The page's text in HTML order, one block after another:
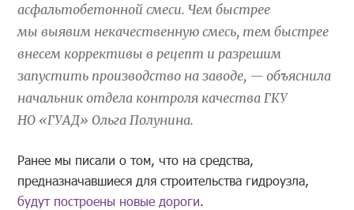
асфальтобетонной смеси. Чем быстрее
мы выявим некачественную смесь, тем быстрее
внесем коррективы в рецепт и разрешим
запустить производство на заводе, — объяснила
начальник отдела контроля качества ГКУ
НО «ГУАД» Ольга Полунина.
Ранее мы писали о том, что на средства,
предназначавшиеся для строительства гидроузла,
будут построены новые дороги.